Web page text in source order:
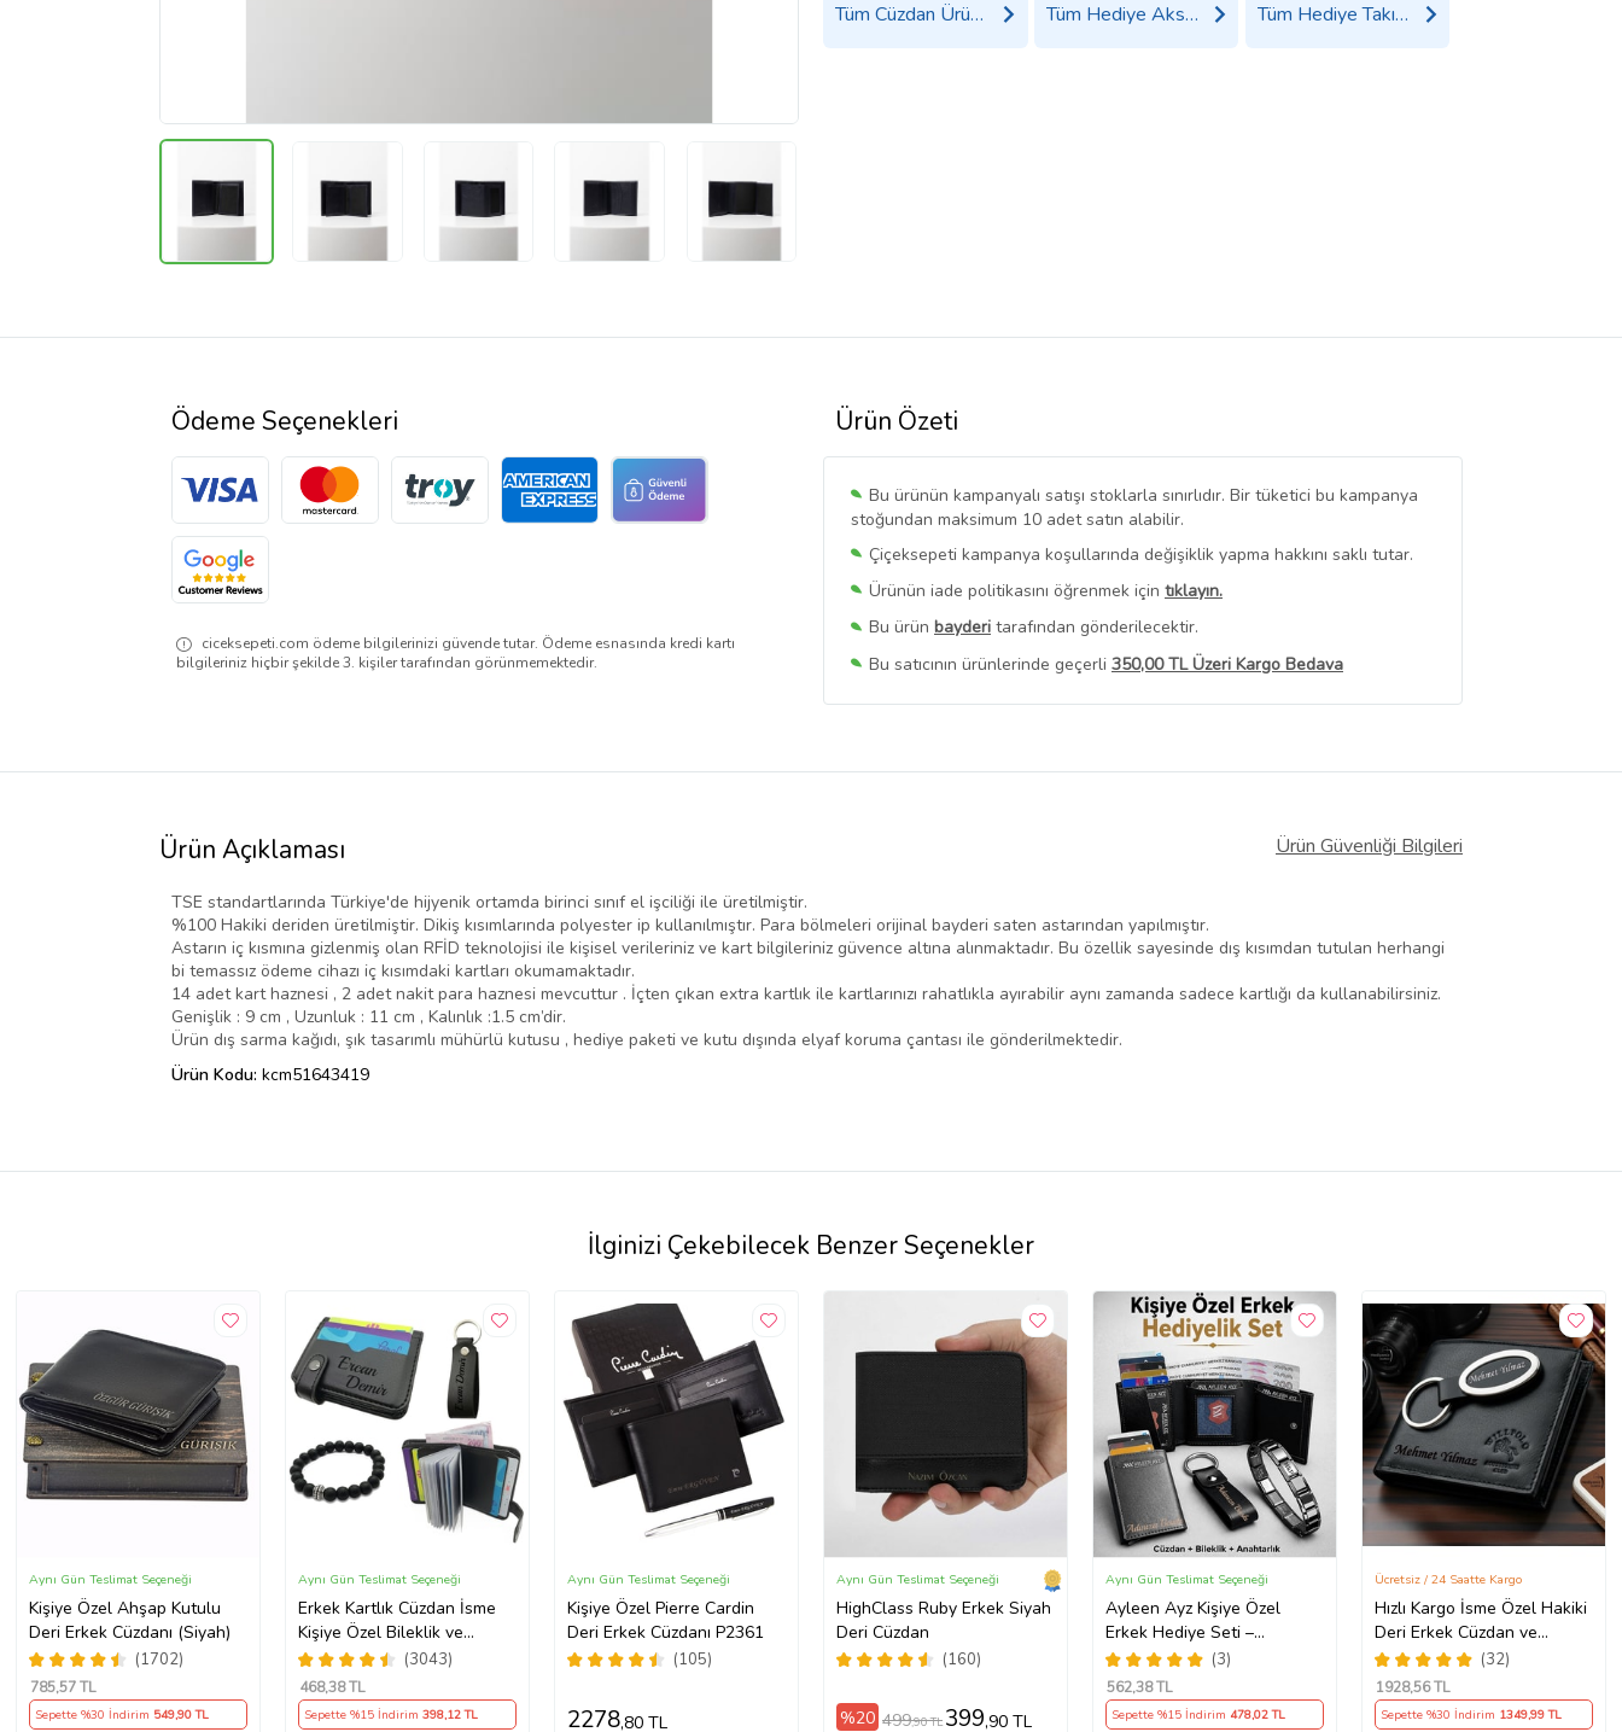
Tüm Cüzdan Ürünleri Tüm Hediye Aksesuarlar Ürünleri Tüm Hediye Takı, Saat ve Aksesuar Ürünleri
Ürün Özeti
Bu ürünün kampanyalı satışı stoklarla sınırlıdır. Bir tüketici bu kampanya
stoğundan maksimum 10 adet satın alabilir.
Çiçeksepeti kampanya koşullarında değişiklik yapma hakkını saklı tutar.
Ürünün iade politikasını öğrenmek için tıklayın.
Bu ürün bayderi tarafından gönderilecektir.
Bu satıcının ürünlerinde geçerli 350,00 TL Üzeri Kargo Bedava
Bu SatıcınınTüm Ürünlerini Görüntüle
Ödeme Seçenekleri
ciceksepeti.com ödeme bilgilerinizi güvende tutar. Ödeme esnasında kredi kartı
bilgileriniz hiçbir şekilde 3. kişiler tarafından görünmemektedir.
Ürün Açıklaması Ürün Güvenliği Bilgileri
TSE standartlarında Türkiye'de hijyenik ortamda birinci sınıf el işciliği ile üretilmiştir.
%100 Hakiki deriden üretilmiştir. Dikiş kısımlarında polyester ip kullanılmıştır. Para bölmeleri orijinal bayderi saten astarından yapılmıştır.
Astarın iç kısmına gizlenmiş olan RFİD teknolojisi ile kişisel verileriniz ve kart bilgileriniz güvence altına alınmaktadır. Bu özellik sayesinde dış kısımdan tutulan herhangi
bi temassız ödeme cihazı iç kısımdaki kartları okumamaktadır.
14 adet kart haznesi , 2 adet nakit para haznesi mevcuttur . İçten çıkan extra kartlık ile kartlarınızı rahatlıkla ayırabilir aynı zamanda sadece kartlığı da kullanabilirsiniz.
Genişlik : 9 cm , Uzunluk : 11 cm , Kalınlık :1.5 cm’dir.
Ürün dış sarma kağıdı, şık tasarımlı mühürlü kutusu , hediye paketi ve kutu dışında elyaf koruma çantası ile gönderilmektedir.
Ürün Kodu: kcm51643419
İlginizi Çekebilecek Benzer Seçenekler
Kişiye Özel Ahşap Kutulu
Deri Erkek Cüzdanı (Siyah)
(1702)
Aynı Gün Teslimat Seçeneği
785,57 TL
Sepette %30 İndirim 549,90 TL
Erkek Kartlık Cüzdan İsme
Kişiye Özel Bileklik ve
Anahtarlık Hediye (Siyah)
(3043)
Aynı Gün Teslimat Seçeneği
468,38 TL
Sepette %15 İndirim 398,12 TL
Kişiye Özel Pierre Cardin
Deri Erkek Cüzdanı P2361
(105)
Aynı Gün Teslimat Seçeneği
2278,80 TL
HighClass Ruby Erkek Siyah
Deri Cüzdan
(160)
Aynı Gün Teslimat Seçeneği
%20 499,90 TL 399,90 TL
Ayleen Ayz Kişiye Özel
Erkek Hediye Seti –
Mekanizmalı Deri Cüzdan
Kartlık, Çelik Bileklik ve
Anahtarlık (Siyah)
(3)
Aynı Gün Teslimat Seçeneği
562,38 TL
Sepette %15 İndirim 478,02 TL
Hızlı Kargo İsme Özel Hakiki
Deri Erkek Cüzdan ve
Anahtarlık Hediye Seti,
Sevgiliye, Eşe, Babaya,
Arkadaşa Kişiye Özel
(32)
Ücretsiz / 24 Saatte Kargo
1928,56 TL
Sepette %30 İndirim 1349,99 TL